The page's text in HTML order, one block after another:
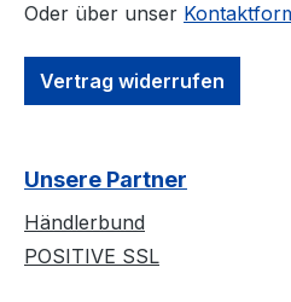
Oder über unser
Vertrag widerrufen
Unsere Partner
Händlerbund
POSITIVE SSL